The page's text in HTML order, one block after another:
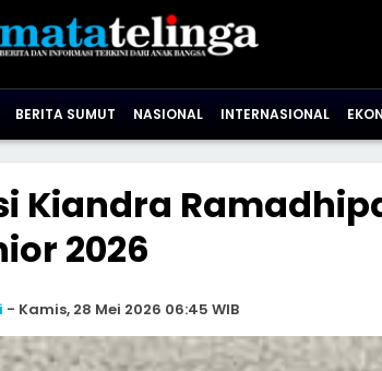
BERITA SUMUT NASIONAL INTERNASIONAL
Kiandra
2026
- Kamis, 28 Mei 2026 06:45 WIB